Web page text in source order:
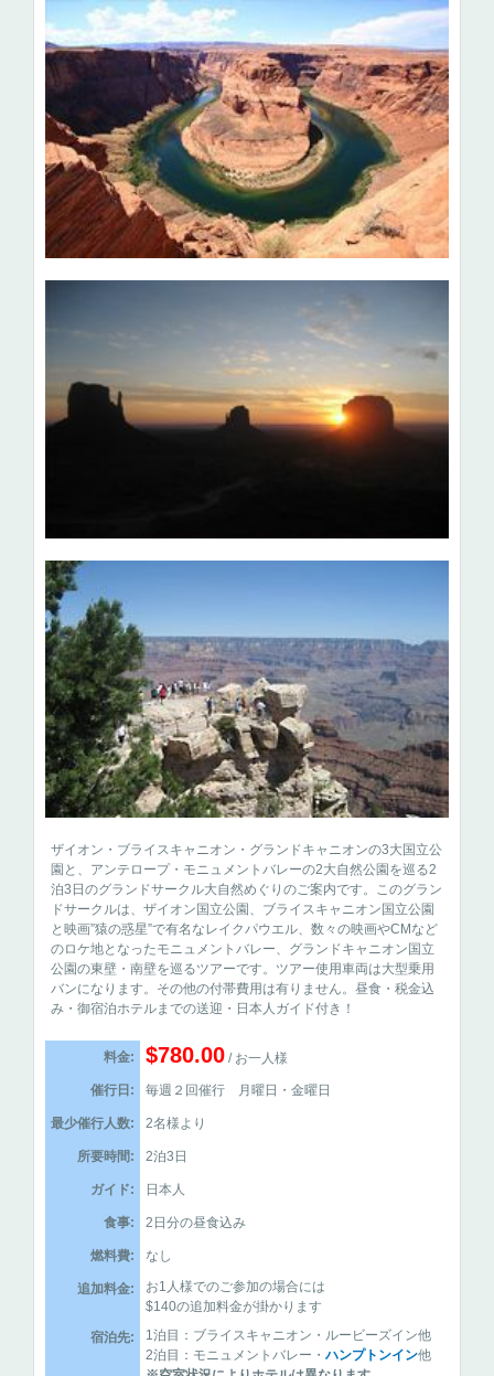
ザイオン・ブライスキャニオン・グランドキャニオンの3大国立公
園と、アンテロープ・モニュメントバレーの2大自然公園を巡る2
泊3日のグランドサークル大自然めぐりのご案内です。このグラン
ドサークルは、ザイオン国立公園、ブライスキャニオン国立公園
と映画”猿の惑星”で有名なレイクパウエル、数々の映画やCMなど
のロケ地となったモニュメントバレー、グランドキャニオン国立
公園の東壁・南壁を巡るツアーです。ツアー使用車両は大型乗用
バンになります。その他の付帯費用は有りません。昼食・税金込
み・御宿泊ホテルまでの送迎・日本人ガイド付き！
料金: $780.00 / お一人様
催行日: 毎週２回催行 月曜日・金曜日
最少催行人数: 2名様より
所要時間: 2泊3日
ガイド: 日本人
食事: 2日分の昼食込み
燃料費: なし
追加料金:
お1人様でのご参加の場合には
$140の追加料金が掛かります
宿泊先:
1泊目：ブライスキャニオン・ルービーズイン他
2泊目：モニュメントバレー・ ハンプトンイン他